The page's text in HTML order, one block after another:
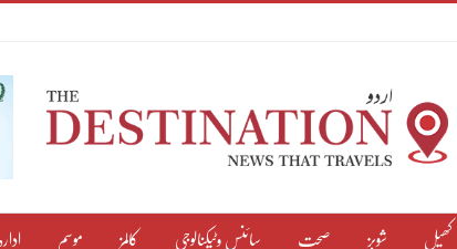
کھیل شوبز صحت سائنس وٹیکنالوجی کالمز موسم ادارہ